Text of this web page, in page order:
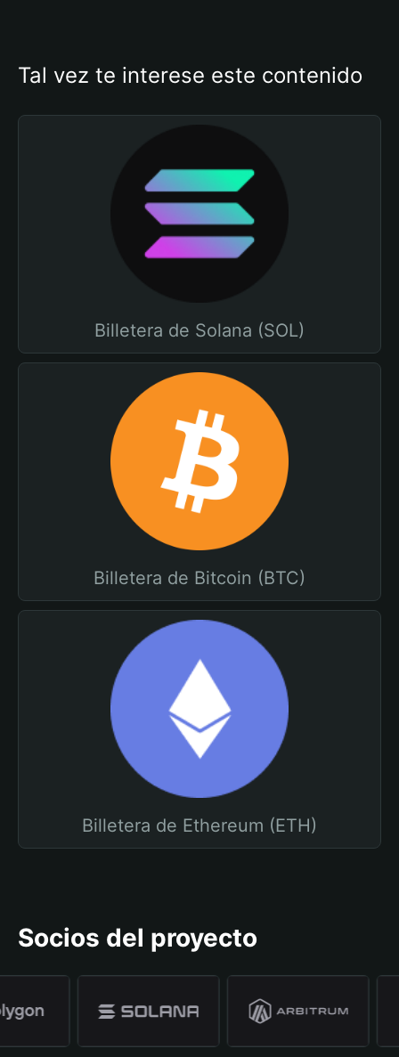
Tal vez te interese este contenido
Billetera de Solana (SOL)
Billetera de Bitcoin (BTC)
Billetera de Ethereum (ETH)
Socios del proyecto